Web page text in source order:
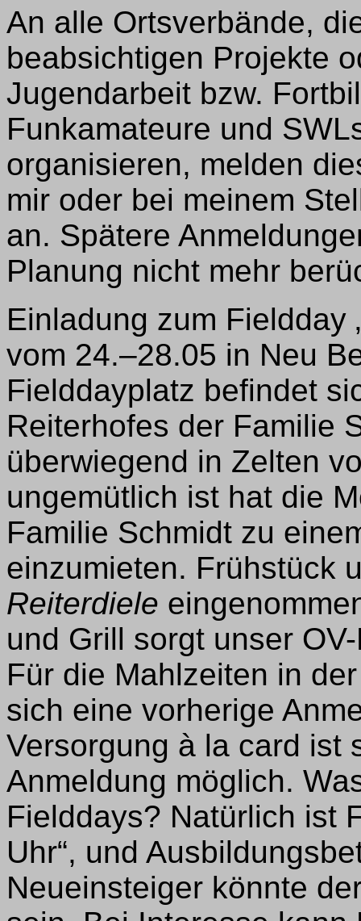
An alle Ortsverbände,
beabsichtigen Projekte
Jugendarbeit bzw.
Funkamateure und
organisieren, melden
mir oder bei meinem
an. Spätere
Planung nicht mehr
Einladung zum Fieldday
vom 24.–28.05 in Neu
Fielddayplatz befindet
Reiterhofes der Familie
überwiegend in Zelten
ungemütlich ist hat die
Familie Schmidt zu
einzumieten. Frühstück
Reiterdiele
und Grill sorgt unser
Für die Mahlzeiten in
sich eine vorherige
Versorgung à la card ist
Anmeldung möglich.
Fielddays? Natürlich ist
Uhr“, und
Neueinsteiger könnte